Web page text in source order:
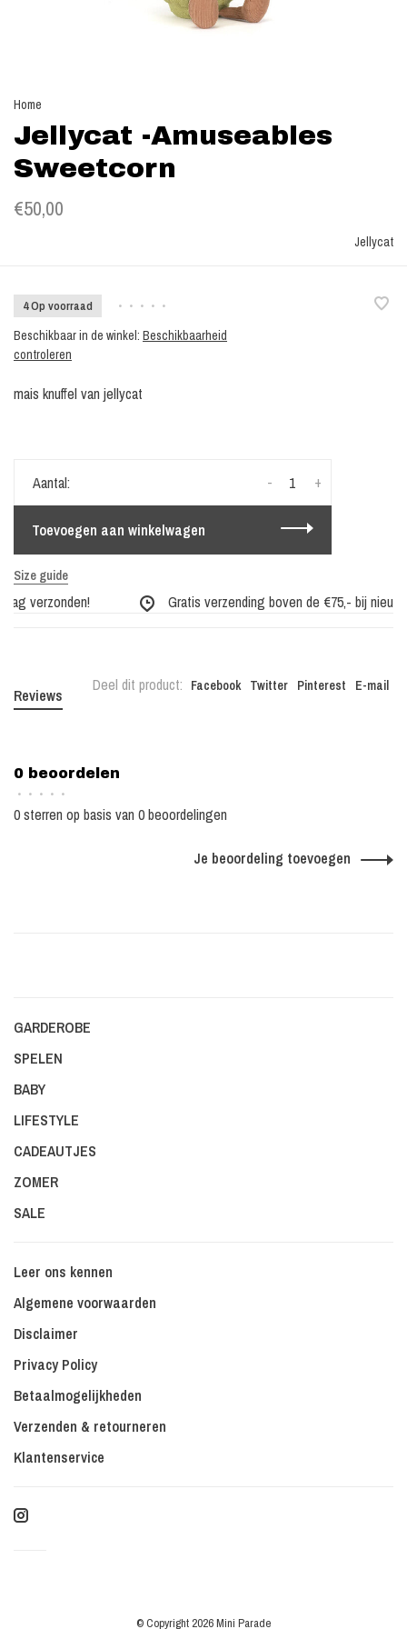
Home
Jellycat -Amuseables
Sweetcorn
€50,00
Jellycat
4 Op voorraad • • • • •
Beschikbaar in de winkel: Beschikbaarheid
controleren
mais knuffel van jellycat
Aantal: +
-
Toevoegen aan winkelwagen
Size guide
verzonden! Gratis verzending boven de €75,- bij
Deel dit product: Facebook Twitter Pinterest E-mail
Reviews
0 beoordelen
• • • • •
0 sterren op basis van 0 beoordelingen
Je beoordeling toevoegen
GARDEROBE
SPELEN
BABY
LIFESTYLE
CADEAUTJES
ZOMER
SALE
Leer ons kennen
Algemene voorwaarden
Disclaimer
Privacy Policy
Betaalmogelijkheden
Verzenden & retourneren
Klantenservice
© Copyright 2026 Mini Parade